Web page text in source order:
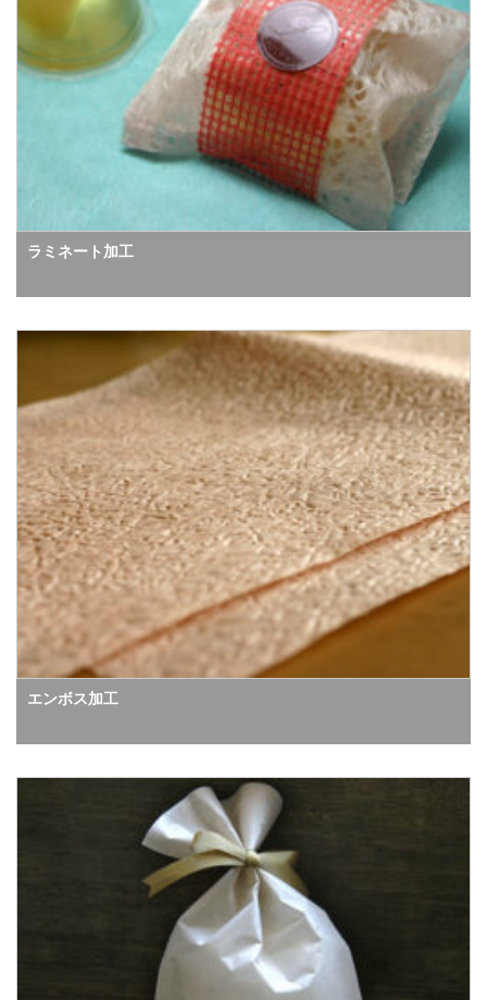
ラミネート加工
エンボス加工